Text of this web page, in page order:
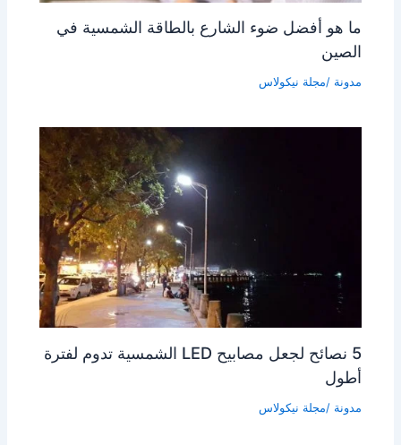
ما هو أفضل ضوء الشارع بالطاقة الشمسية في
الصين
مدونة /مجلة نيكولاس
5 نصائح لجعل مصابيح LED الشمسية تدوم لفترة
أطول
مدونة /مجلة نيكولاس